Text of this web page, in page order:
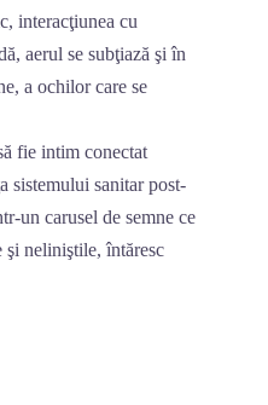
interacţiunea cu
aerul se subţiază şi în
a ochilor care se
fie intim conectat
sistemului sanitar post-
un carusel de semne ce
şi neliniştile, întăresc